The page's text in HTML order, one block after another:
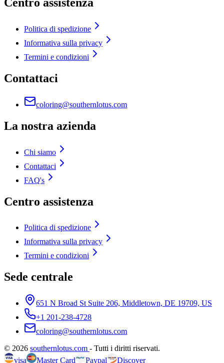
Politica di spedizione
Informativa sulla privacy
Termini e condizioni
Contattaci
coloring@southernlotus.com
La nostra azienda
Chi siamo
Contattaci
FAQ's
Centro assistenza
Politica di spedizione
Informativa sulla privacy
Termini e condizioni
Sede centrale
651 N Broad St Suite 206, Middletown, DE 19709, US
+1 201-238-4728
coloring@southernlotus.com
© 2026 southernlotus.com - Tutti i diritti riservati.
visa
Master Card Paypal Discover